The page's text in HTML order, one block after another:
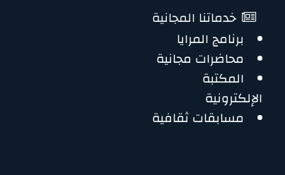
خدماتنا المجانية
برنامج المرايا
محاضرات مجانية
المكتبة
الإلكترونية
مسابقات ثقافية